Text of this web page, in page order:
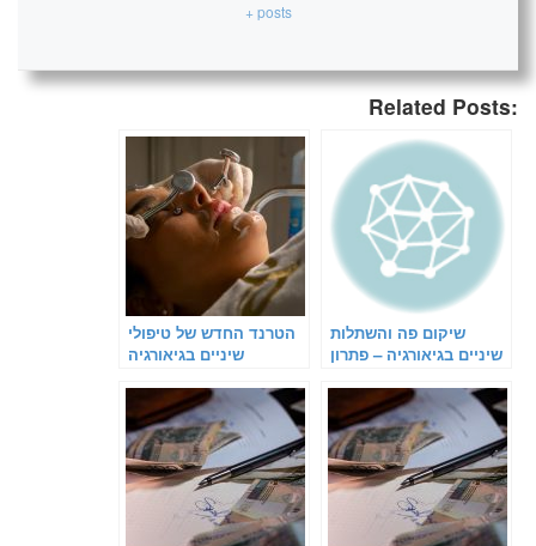
+ posts
Related Posts:
הטרנד החדש של טיפולי
שיניים בגיאורגיה
שיקום פה והשתלות
שיניים בגיאורגיה – פתרון